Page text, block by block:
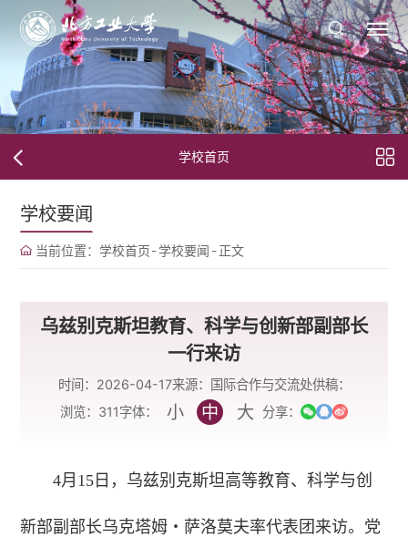
学校首页
学校要闻
当前位置： 学校首页-学校要闻 -正文
乌兹别克斯坦教育、科学与创新部副部长
一行来访
时间：2026-04-17来源：国际合作与交流处供稿：
浏览： 311字体： 小 中 大 分享：
4月15日，乌兹别克斯坦高等教育、科学与创
新部副部长乌克塔姆・萨洛莫夫率代表团来访。党